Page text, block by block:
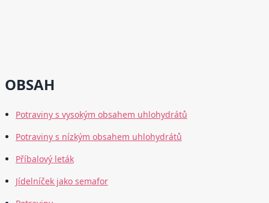
OBSAH
Potraviny s vysokým obsahem uhlohydrátů
Potraviny s nízkým obsahem uhlohydrátů
Příbalový leták
Jídelníček jako semafor